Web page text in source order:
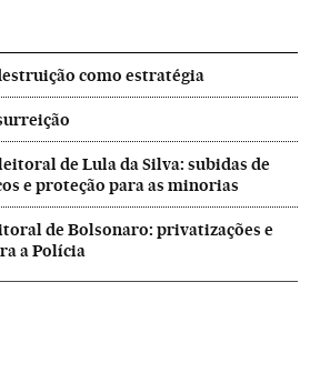
como estratégia
de Lula da Silva: subidas de
e proteção para as minorias
de Bolsonaro: privatizações e
a Polícia